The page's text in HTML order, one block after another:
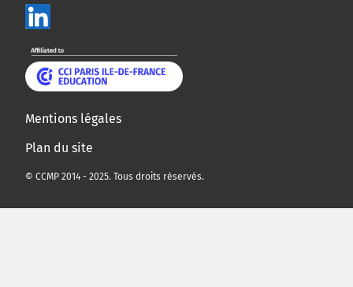
Mentions légales
Plan du site
© CCMP 2014 - 2025. Tous droits réservés.